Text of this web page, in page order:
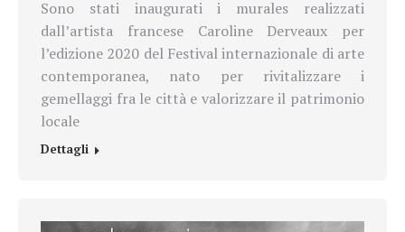
Sono stati inaugurati i murales realizzati
dall’artista francese Caroline Derveaux per
l’edizione 2020 del Festival internazionale di arte
contemporanea, nato per rivitalizzare i
gemellaggi fra le città e valorizzare il patrimonio
locale
Dettagli